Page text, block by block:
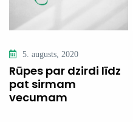
5. augusts, 2020
Rūpes par dzirdi līdz
pat sirmam
vecumam